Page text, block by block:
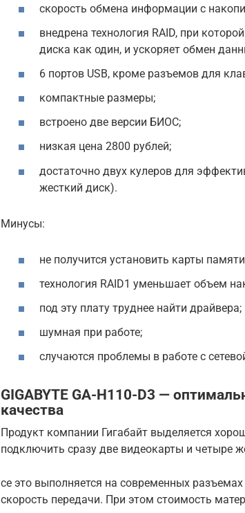
скорость обмена информации с
внедрена технология RAID, при
диска как один, и ускоряет обмен
6 портов USB, кроме разъемов для
компактные размеры;
встроено две версии БИОС;
низкая цена 2800 рублей;
достаточно двух кулеров для
жесткий диск).
Минусы:
не получится установить карты
технология RAID1 уменьшает объем
под эту плату труднее найти драйвера;
шумная при работе;
случаются проблемы в работе с
GIGABYTE GA-H110-D3 —
качества
Продукт компании Гигабайт выделяется
подключить сразу две видеокарты и четыре
се это выполняется на современных
скорость передачи. При этом стоимость